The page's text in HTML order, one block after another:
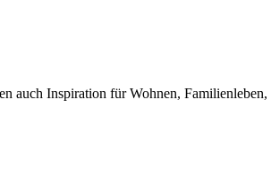
auch Inspiration für Wohnen, Familienleben,